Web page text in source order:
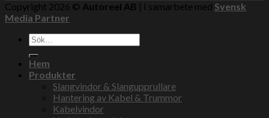
Copyright 2026 © Autoreel AB | I samarbete med Svensk
Media Partner
Sök
efter:
Hem
Produkter
Slangvindor & Slangupprullare
Hantering av Kabel & Trummor
Kabelvindor